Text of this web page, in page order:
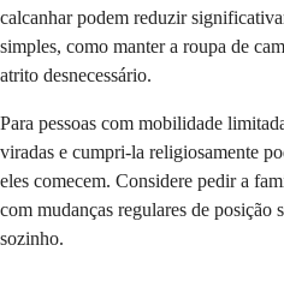
calcanhar podem reduzir
simples, como manter a roupa de
atrito desnecessário.
Para pessoas com mobilidade
viradas e cumpri-la religiosamente
eles comecem. Considere pedir a
com mudanças regulares de posição
sozinho.